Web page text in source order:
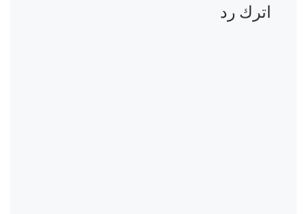
اترك رد